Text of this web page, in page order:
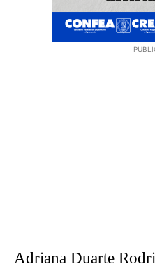
Adriana Duarte